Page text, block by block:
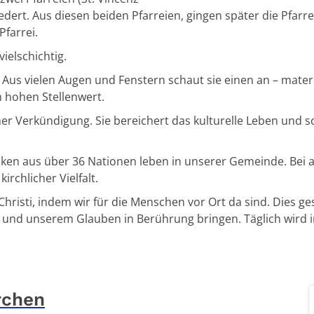
Aus diesen beiden Pfarreien, gingen später die
vielen Augen und Fenstern schaut sie einen an –
hohen Stellenwert.
Verkündigung. Sie bereichert das kulturelle Leben und
aus über 36 Nationen leben in unserer Gemeinde.
Vielfalt.
indem wir für die Menschen vor Ort da sind. Dies
unserem Glauben in Berührung bringen. Täglich wird